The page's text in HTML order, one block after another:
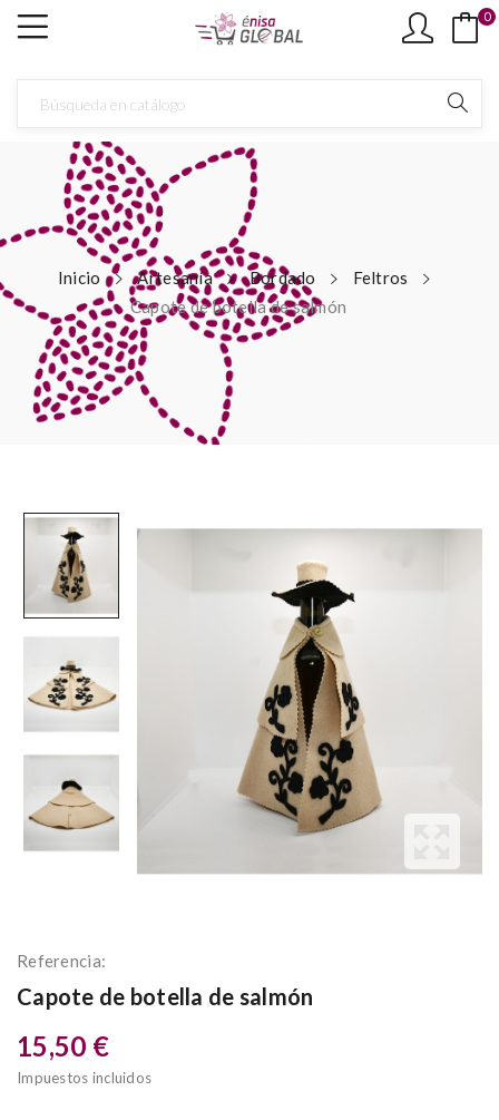
0
Inicio Artesanía Bordado
Feltros
Capote de botella de salmón
Referencia:
Capote de botella de salmón
15,50 €
Impuestos incluidos